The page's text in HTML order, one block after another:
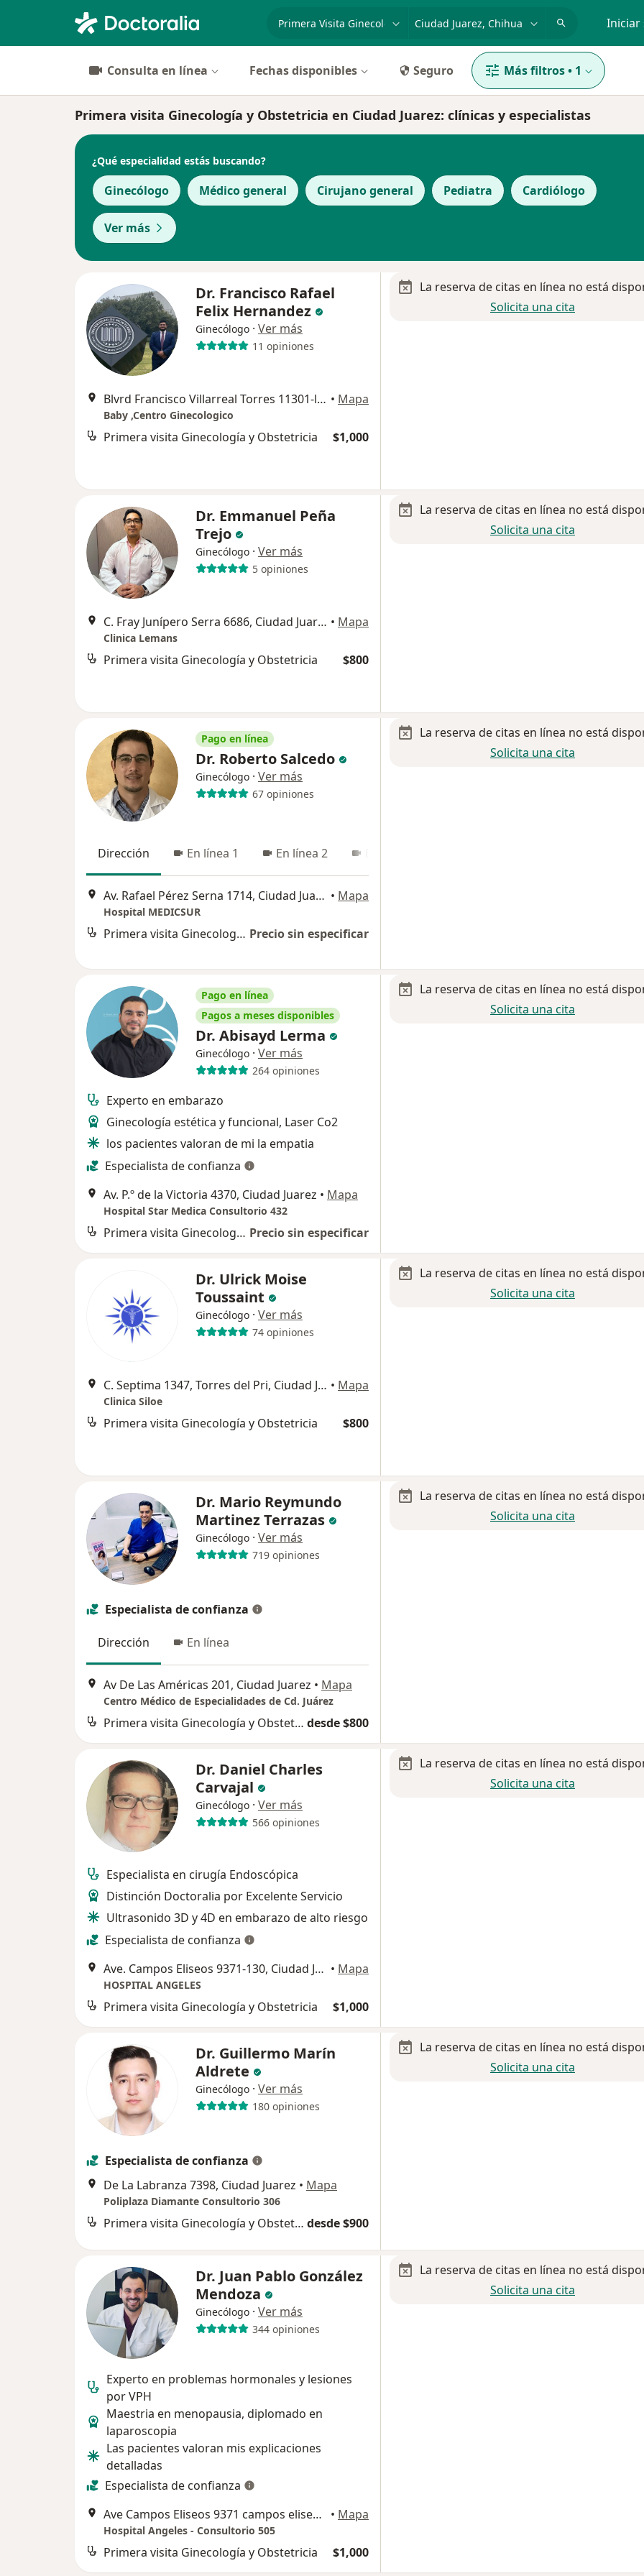
Iniciar
Consulta en línea Fechas disponibles Seguro Más filtros• 1
Primera visita Ginecología y Obstetricia en Ciudad Juarez: clínicas y especialistas
¿Qué especialidad estás buscando?
Ginecólogo Médico general Cirujano general Pediatra Cardiólogo
Ver más
Dr. Francisco Rafael
Felix Hernandez
Ginecólogo · Ver más
11 opiniones
Blvrd Francisco Villarreal Torres 11301-local 5, Partido Senecu, Ciudad Juarez • Mapa
Baby ,Centro Ginecologico
Primera visita Ginecología y Obstetricia $1,000
La reserva de citas en línea no está
Solicita una cita
Dr. Emmanuel Peña
Trejo
Ginecólogo · Ver más
5 opiniones
C. Fray Junípero Serra 6686, Ciudad Juarez • Mapa
Clinica Lemans
Primera visita Ginecología y Obstetricia $800
La reserva de citas en línea no está
Solicita una cita
Pago en línea
Dr. Roberto Salcedo
Ginecólogo · Ver más
67 opiniones
Dirección En línea 1 En línea 2
Av. Rafael Pérez Serna 1714, Ciudad Juarez • Mapa
Hospital MEDICSUR
Primera visita Ginecología y Obstetricia Precio sin especificar
La reserva de citas en línea no está
Solicita una cita
Pago en línea
Pagos a meses disponibles
Dr. Abisayd Lerma
Ginecólogo · Ver más
264 opiniones
Experto en embarazo
Ginecología estética y funcional, Laser Co2
los pacientes valoran de mi la empatia
Especialista de confianza
Av. P.º de la Victoria 4370, Ciudad Juarez • Mapa
Hospital Star Medica Consultorio 432
Primera visita Ginecología y Obstetricia Precio sin especificar
La reserva de citas en línea no está
Solicita una cita
Dr. Ulrick Moise
Toussaint
Ginecólogo · Ver más
74 opiniones
C. Septima 1347, Torres del Pri, Ciudad Juarez • Mapa
Clinica Siloe
Primera visita Ginecología y Obstetricia $800
La reserva de citas en línea no está
Solicita una cita
Dr. Mario Reymundo
Martinez Terrazas
Ginecólogo · Ver más
719 opiniones
Especialista de confianza
Dirección En línea
Av De Las Américas 201, Ciudad Juarez • Mapa
Centro Médico de Especialidades de Cd. Juárez
Primera visita Ginecología y Obstetricia desde $800
La reserva de citas en línea no está
Solicita una cita
Dr. Daniel Charles
Carvajal
Ginecólogo · Ver más
566 opiniones
Especialista en cirugía Endoscópica
Distinción Doctoralia por Excelente Servicio
Ultrasonido 3D y 4D en embarazo de alto riesgo
Especialista de confianza
Ave. Campos Eliseos 9371-130, Ciudad Juarez • Mapa
HOSPITAL ANGELES
Primera visita Ginecología y Obstetricia $1,000
La reserva de citas en línea no está
Solicita una cita
Dr. Guillermo Marín
Aldrete
Ginecólogo · Ver más
180 opiniones
Especialista de confianza
De La Labranza 7398, Ciudad Juarez • Mapa
Poliplaza Diamante Consultorio 306
Primera visita Ginecología y Obstetricia desde $900
La reserva de citas en línea no está
Solicita una cita
Dr. Juan Pablo González
Mendoza
Ginecólogo · Ver más
344 opiniones
Experto en problemas hormonales y lesiones
por VPH
Maestria en menopausia, diplomado en
laparoscopia
Las pacientes valoran mis explicaciones
detalladas
Especialista de confianza
Ave Campos Eliseos 9371 campos eliseos, Ciudad Juarez
• Mapa
Hospital Angeles - Consultorio 505
Primera visita Ginecología y Obstetricia $1,000
La reserva de citas en línea no está
Solicita una cita